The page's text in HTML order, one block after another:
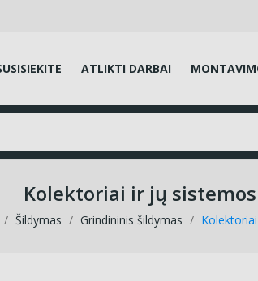
ATLIKTI DARBAI
Kolektoriai ir jų sistemos
Šildymas Grindininis šildymas